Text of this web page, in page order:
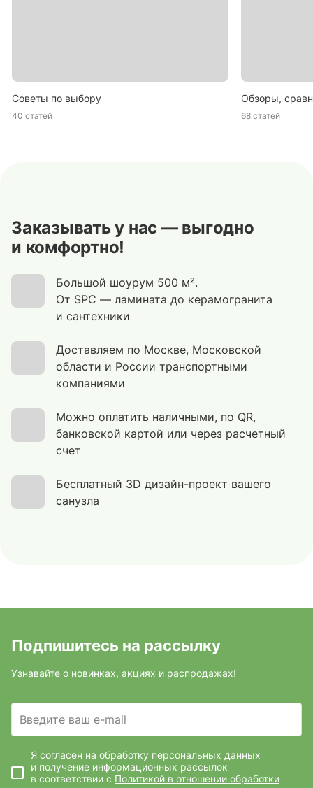
Советы по выбору
40 статей
Обзоры,
68 статей
Заказывать у нас — выгодно
и комфортно!
Большой шоурум 500 м².
От SPC — ламината до керамогранита
и сантехники
Доставляем по Москве, Московской
области и России транспортными
компаниями
Можно оплатить наличными, по QR,
банковской картой или через расчетный
счет
Бесплатный 3D дизайн-проект вашего
санузла
Подпишитесь на рассылку
Узнавайте о новинках, акциях и распродажах!
Введите ваш e-mail
Я согласен на обработку персональных данных
и получение информационных рассылок
в соответствии с Политикой в отношении обработки